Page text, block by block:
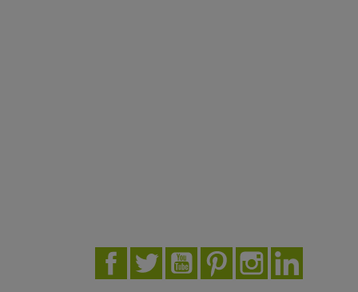
Facebook
Twitter YouTubePinterestInstagram